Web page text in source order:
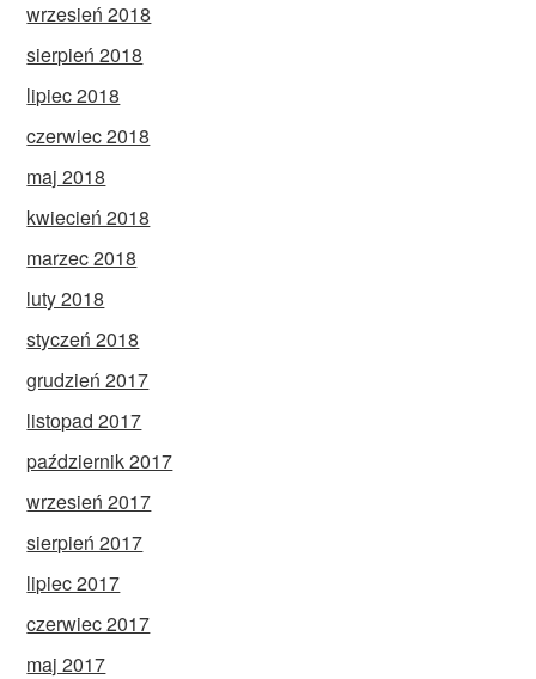
wrzesień 2018
sierpień 2018
lipiec 2018
czerwiec 2018
maj 2018
kwiecień 2018
marzec 2018
luty 2018
styczeń 2018
grudzień 2017
listopad 2017
październik 2017
wrzesień 2017
sierpień 2017
lipiec 2017
czerwiec 2017
maj 2017